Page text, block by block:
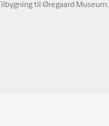
Tilbygning til Øregaard Museum.